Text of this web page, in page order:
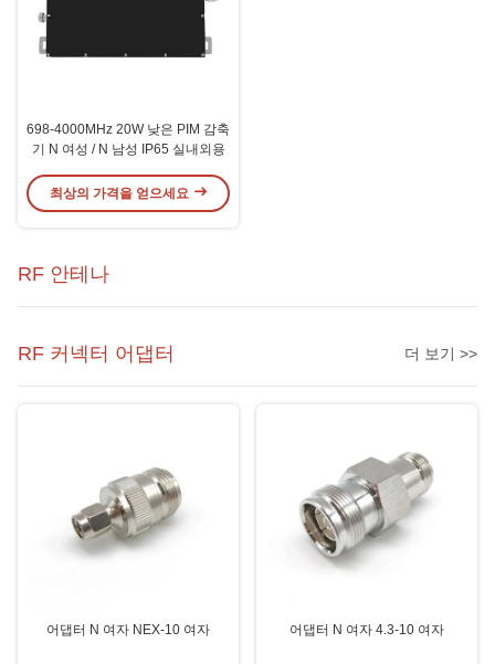
698-4000MHz 20W 낮은 PIM 감축
기 N 여성 / N 남성 IP65 실내외용
최상의 가격을 얻으세요
RF 안테나
RF 커넥터 어댑터 더 보기 >>
어댑터 N 여자 NEX-10 여자 어댑터 N 여자 4.3-10 여자